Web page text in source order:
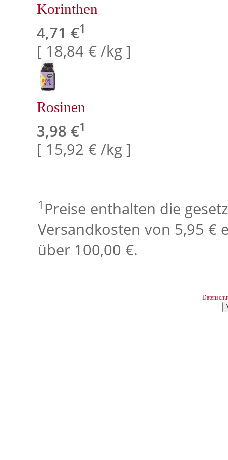
Korinthen
4,71 €1
[ 18,84 € /kg ]
Rosinen
3,98 €1
[ 15,92 € /kg ]
1 Preise enthalten die
Versandkosten von 5,95 €
über 100,00 €.